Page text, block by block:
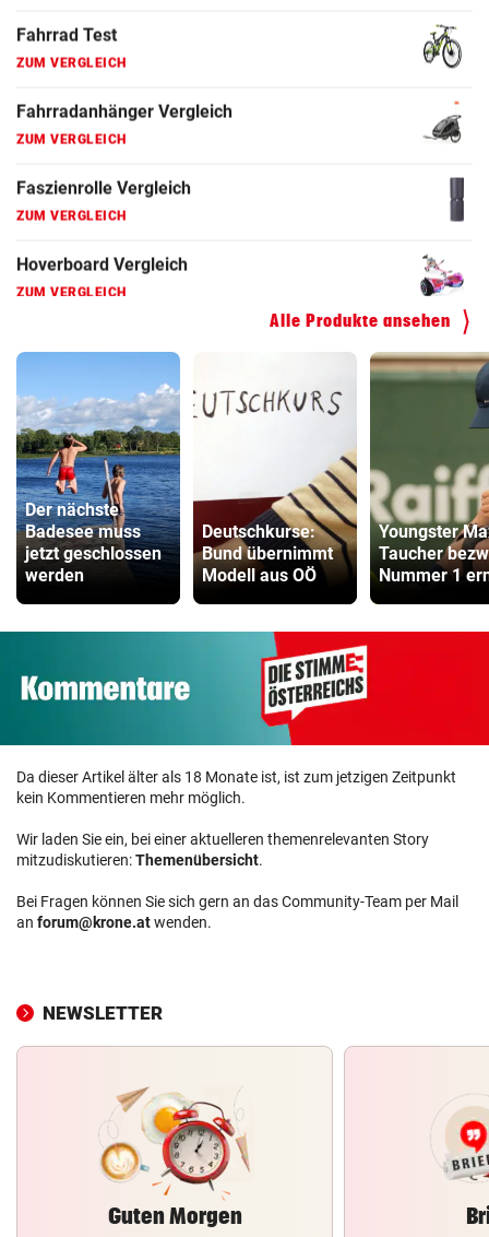
ZUM VERGLEICH
ZUM VERGLEICH
ZUM VERGLEICH
ZUM VERGLEICH
Alle Produkte ansehen
Der nächste
Badesee muss
jetzt geschlossen
werden
Deutschkurse:
Bund übernimmt
Modell aus OÖ
Youngster
Taucher
Nummer 1
Da dieser Artikel älter als 18 Monate ist, ist zum jetzigen Zeitpunkt
kein Kommentieren mehr möglich.
Wir laden Sie ein, bei einer aktuelleren themenrelevanten Story
mitzudiskutieren:Themenübersicht.
Bei Fragen können Sie sich gern an das Community-Team per Mail
an forum@krone.atwenden.
NEWSLETTER
Guten Morgen